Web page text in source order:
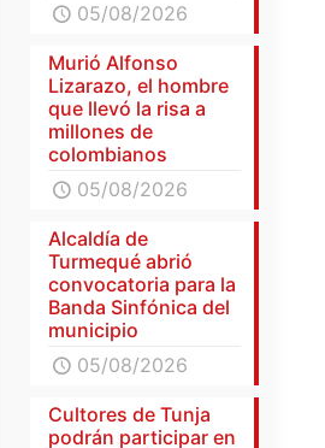
05/08/2026
Murió Alfonso
Lizarazo, el hombre
que llevó la risa a
millones de
colombianos
05/08/2026
Alcaldía de
Turmequé abrió
convocatoria para la
Banda Sinfónica del
municipio
05/08/2026
Cultores de Tunja
podrán participar en